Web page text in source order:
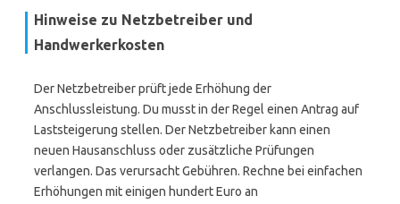
Hinweise zu Netzbetreiber und
Handwerkerkosten
Der Netzbetreiber prüft jede Erhöhung der
Anschlussleistung. Du musst in der Regel einen Antrag auf
Laststeigerung stellen. Der Netzbetreiber kann einen
neuen Hausanschluss oder zusätzliche Prüfungen
verlangen. Das verursacht Gebühren. Rechne bei einfachen
Erhöhungen mit einigen hundert Euro an